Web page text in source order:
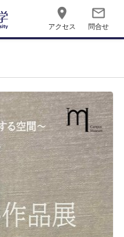
place
アクセス
mail_outline
問合せ